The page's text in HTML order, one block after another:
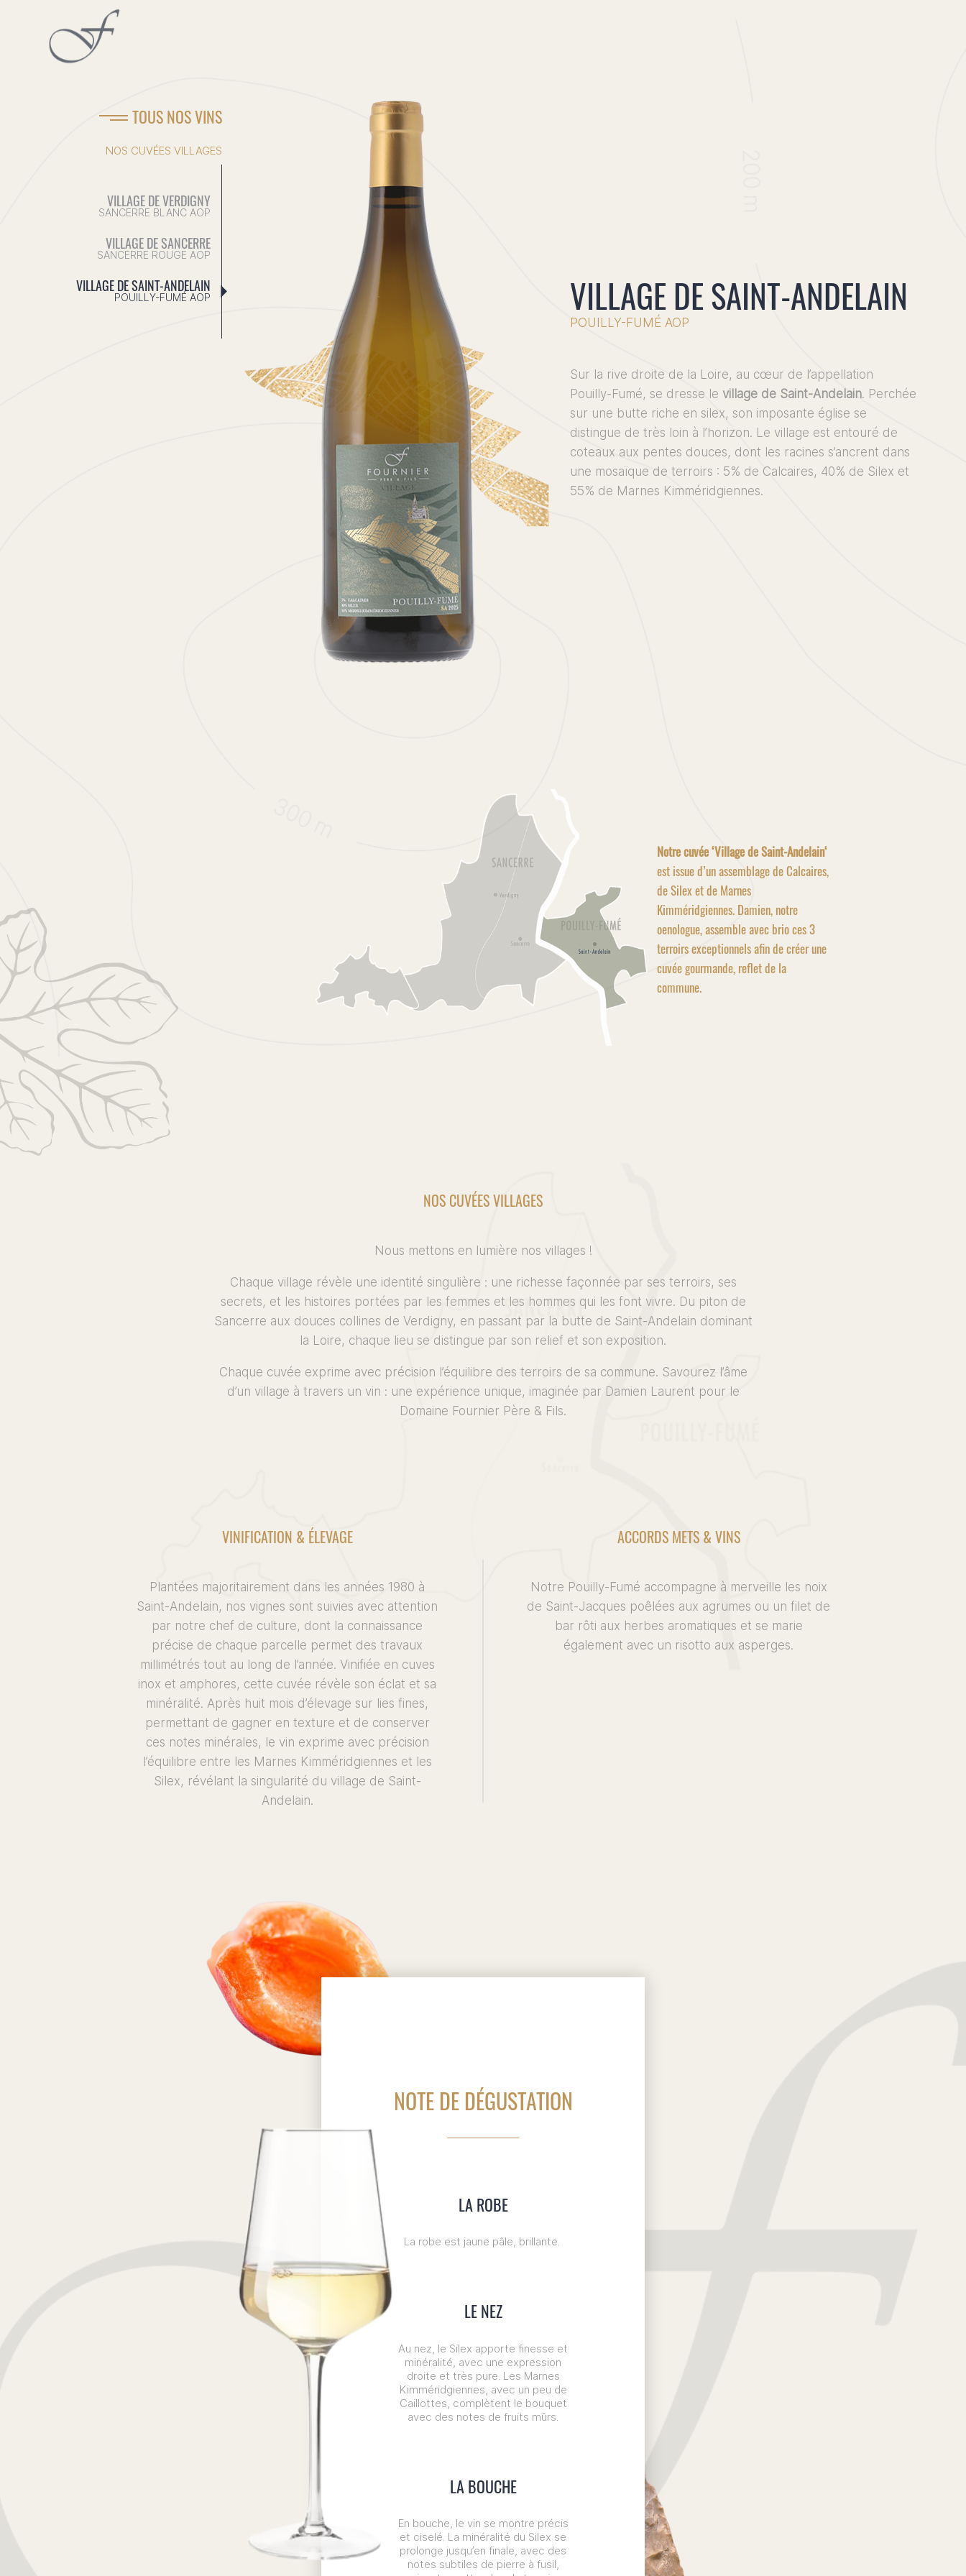
TOUS NOS VINS
NOS CUVÉES VILLAGES
VILLAGE DE VERDIGNY
SANCERRE BLANC AOP
VILLAGE DE SANCERRE
SANCERRE ROUGE AOP
VILLAGE DE SAINT-ANDELAIN
POUILLY-FUMÉ AOP VILLAGE DE SAINT-ANDELAIN
POUILLY-FUMÉ AOP
Sur la rive droite de la Loire, au cœur de l’appellation
Pouilly-Fumé, se dresse le village de Saint-Andelain. Perchée
sur une butte riche en silex, son imposante église se
distingue de très loin à l’horizon. Le village est entouré de
coteaux aux pentes douces, dont les racines s’ancrent dans
une mosaïque de terroirs : 5% de Calcaires, 40% de Silex et
55% de Marnes Kimméridgiennes.
Notre cuvée ‘Village de Saint-Andelain‘
est issue d’un assemblage de Calcaires,
de Silex et de Marnes
Kimméridgiennes. Damien, notre
oenologue, assemble avec brio ces 3
terroirs exceptionnels afin de créer une
cuvée gourmande, reflet de la
commune.
NOS CUVÉES VILLAGES
Nous mettons en lumière nos villages !
Chaque village révèle une identité singulière : une richesse façonnée par ses terroirs, ses
secrets, et les histoires portées par les femmes et les hommes qui les font vivre. Du piton de
Sancerre aux douces collines de Verdigny, en passant par la butte de Saint-Andelain dominant
la Loire, chaque lieu se distingue par son relief et son exposition.
Chaque cuvée exprime avec précision l’équilibre des terroirs de sa commune. Savourez l’âme
d’un village à travers un vin : une expérience unique, imaginée par Damien Laurent pour le
Domaine Fournier Père & Fils.
VINIFICATION & ÉLEVAGE
Plantées majoritairement dans les années 1980 à
Saint-Andelain, nos vignes sont suivies avec attention
par notre chef de culture, dont la connaissance
précise de chaque parcelle permet des travaux
millimétrés tout au long de l’année. Vinifiée en cuves
inox et amphores, cette cuvée révèle son éclat et sa
minéralité. Après huit mois d’élevage sur lies fines,
permettant de gagner en texture et de conserver
ces notes minérales, le vin exprime avec précision
l’équilibre entre les Marnes Kimméridgiennes et les
Silex, révélant la singularité du village de Saint-
Andelain.
ACCORDS METS & VINS
Notre Pouilly-Fumé accompagne à merveille les noix
de Saint-Jacques poêlées aux agrumes ou un filet de
bar rôti aux herbes aromatiques et se marie
également avec un risotto aux asperges.
NOTE DE DÉGUSTATION
LA ROBE
La robe est jaune pâle, brillante.
LE NEZ
Au nez, le Silex apporte finesse et
minéralité, avec une expression
droite et très pure. Les Marnes
Kimméridgiennes, avec un peu de
Caillottes, complètent le bouquet
avec des notes de fruits mûrs.
LA BOUCHE
En bouche, le vin se montre précis
et ciselé. La minéralité du Silex se
prolonge jusqu’en finale, avec des
notes subtiles de pierre à fusil,